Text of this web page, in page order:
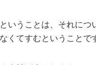
いうことは、それにつ
くてすむということで